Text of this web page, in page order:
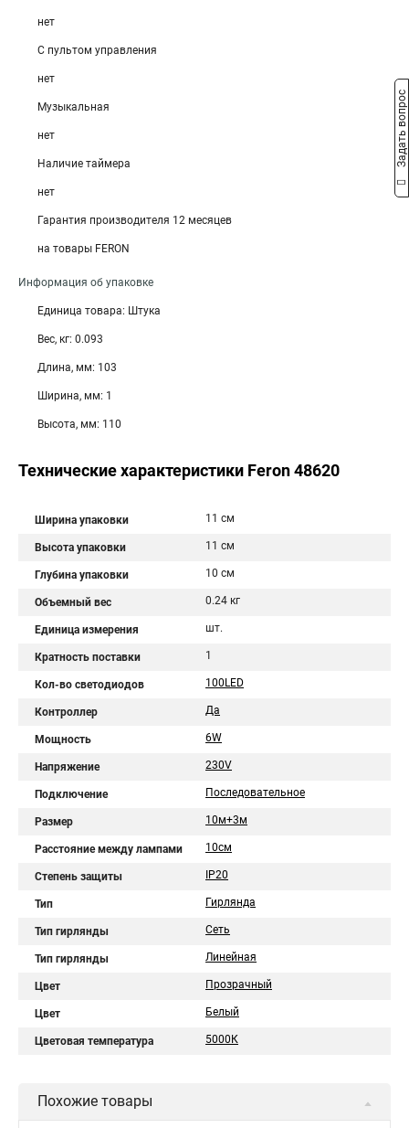
нет
С пультом управления
нет
Музыкальная
нет
Наличие таймера
нет
Гарантия производителя 12 месяцев
на товары FERON
Информация об упаковке
Единица товара: Штука
Вес, кг: 0.093
Длина, мм: 103
Ширина, мм: 1
Высота, мм: 110
Технические характеристики Feron 48620
Ширина упаковки 11 см
Высота упаковки 11 см
Глубина упаковки 10 см
Объемный вес 0.24 кг
Единица измерения шт.
Кратность поставки 1
Кол-во светодиодов 100LED
Контроллер Да
Мощность 6W
Напряжение 230V
Подключение Последовательное
Размер 10м+3м
Расстояние между лампами 10см
Степень защиты IP20
Тип Гирлянда
Тип гирлянды Сеть
Тип гирлянды Линейная
Цвет Прозрачный
Цвет Белый
Цветовая температура 5000К
Похожие товары
Задать вопрос